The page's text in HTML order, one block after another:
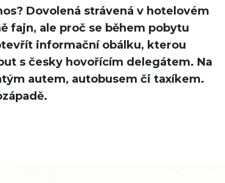
Dovolená strávená v hotelovém
fajn, ale proč se během pobytu
informační obálku, kterou
s česky hovořícím delegátem. Na
autem, autobusem či taxíkem.